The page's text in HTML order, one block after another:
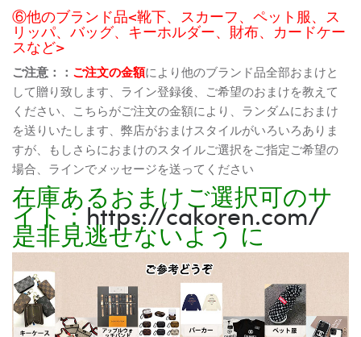
⑥他のブランド品<靴下、スカーフ、ペット服、ス
リッパ、バッグ、キーホルダー、財布、カードケー
スなど>
ご注意：： ご注文の金額により他のブランド品全部おまけと
して贈り致します、ライン登録後、ご希望のおまけを教えて
ください、こちらがご注文の金額により、ランダムにおまけ
を送りいたします、弊店がおまけスタイルがいろいろありま
すが、もしさらにおまけのスタイルご選択をご指定ご希望の
場合、ラインでメッセージを送ってください
在庫あるおまけご選択可のサ
イト：https://cakoren.com/
是非見逃せないよう に